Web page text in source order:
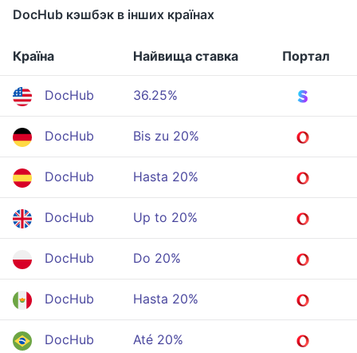
DocHub кэшбэк в інших країнах
Країна Найвища ставка Портал
DocHub 36.25%
DocHub Bis zu 20%
DocHub Hasta 20%
DocHub Up to 20%
DocHub Do 20%
DocHub Hasta 20%
DocHub Até 20%